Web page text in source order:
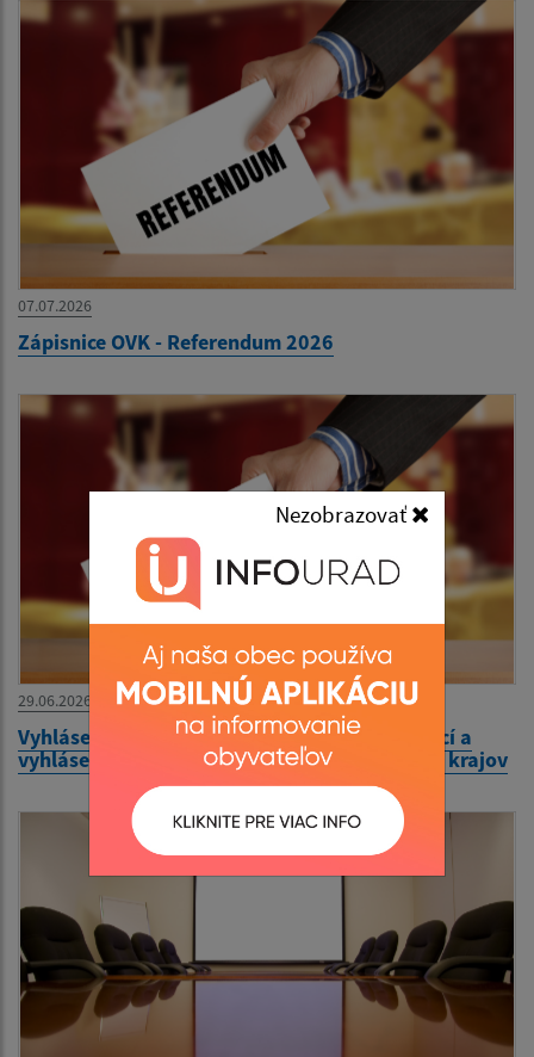
Nezobrazovať
07.07.2026
Zápisnice OVK - Referendum 2026
29.06.2026
Vyhlásenie volieb do orgánov samosprávy obcí a
vyhlásenie volieb do orgánov samosprávnych krajov